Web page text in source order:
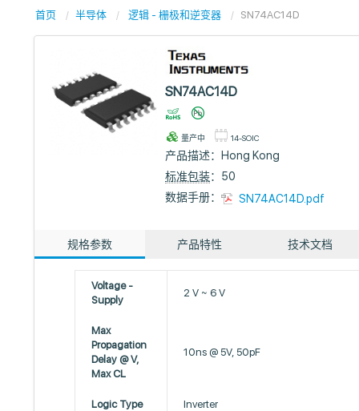
首页 半导体 逻辑 - 栅极和逆变器 SN74AC14D
SN74AC14D
量产中 14-SOIC
产品描述：
Hong Kong
标准包装：50
数据手册：
SN74AC14D.pdf
规格参数 产品特性 技术文档
Voltage -
Supply
2 V ~ 6 V
Max
Propagation
Delay @ V,
Max CL
10ns @ 5V, 50pF
Logic Type Inverter